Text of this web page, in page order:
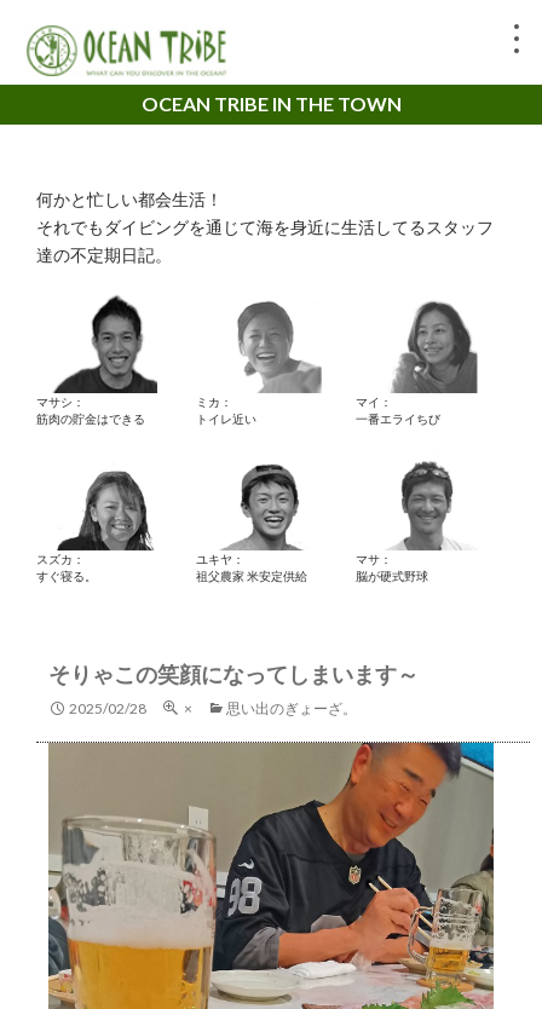
OCEAN TRIBE IN THE TOWN
何かと忙しい都会生活！
それでもダイビングを通じて海を身近に生活してるスタッフ
達の不定期日記。
マサシ：
筋肉の貯金はできる
ミカ：
トイレ近い
マイ：
一番エライちび
スズカ：
すぐ寝る。
ユキヤ：
祖父農家 米安定供給
マサ：
脳が硬式野球
そりゃこの笑顔になってしまいます～
2025/02/28 × 思い出のぎょーざ。